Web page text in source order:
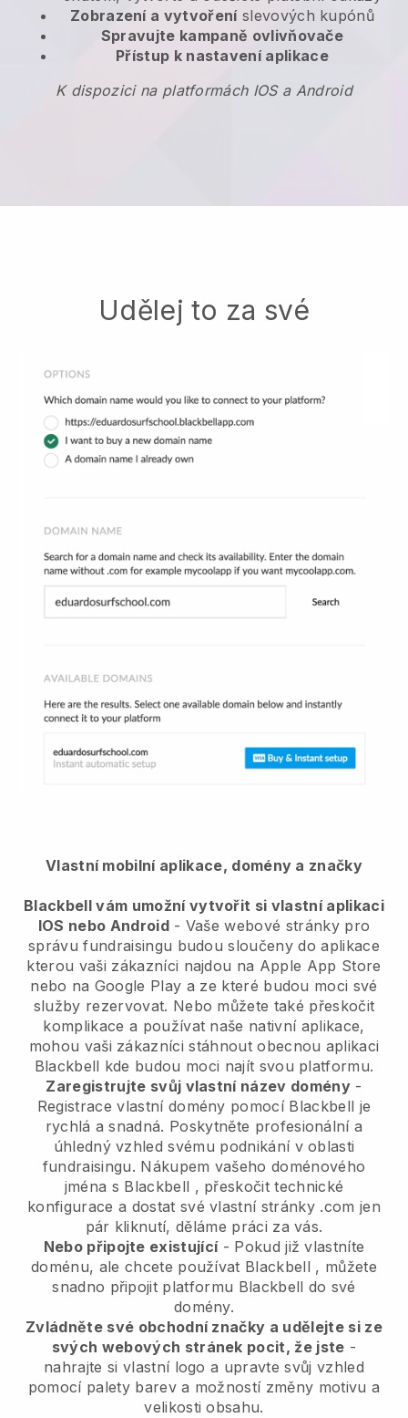
Zobrazení a vytvořeníslevových kupónů
Spravujte kampaně ovlivňovače
Přístup k nastavení aplikace
K dispozici na platformách IOS a Android
Udělej to za své
Vlastní mobilní aplikace, domény a značky
Blackbell vám umožní vytvořit si vlastní aplikaci
IOS nebo Android- Vaše webové stránky pro
správu fundraisingu budou sloučeny do aplikace
kterou vaši zákazníci najdou na Apple App Store
nebo na Google Play a ze které budou moci své
služby rezervovat. Nebo můžete také přeskočit
komplikace a používat naše nativní aplikace,
mohou vaši zákazníci stáhnout obecnou aplikaci
Blackbell kde budou moci najít svou platformu.
Zaregistrujte svůj vlastní název domény-
Registrace vlastní domény pomocí Blackbell je
rychlá a snadná. Poskytněte profesionální a
úhledný vzhled svému podnikání v oblasti
fundraisingu. Nákupem vašeho doménového
jména s Blackbell , přeskočit technické
konfigurace a dostat své vlastní stránky .com jen
pár kliknutí, děláme práci za vás.
Nebo připojte existující- Pokud již vlastníte
doménu, ale chcete používat Blackbell , můžete
snadno připojit platformu Blackbell do své
domény.
Zvládněte své obchodní značky a udělejte si ze
svých webových stránek pocit, že jste -
nahrajte si vlastní logo a upravte svůj vzhled
pomocí palety barev a možností změny motivu a
velikosti obsahu.